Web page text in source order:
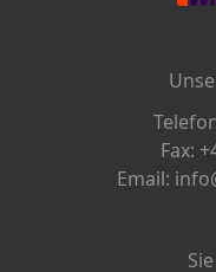
Fax:
Email: